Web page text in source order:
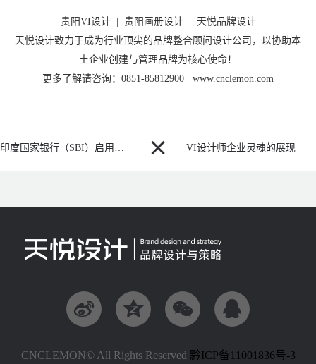
贵阳VI设计 贵阳画册设计
天悦品牌设计
天悦设计致力于成为行业顶尖的品牌整合顾问设计公司，以协助本
土企业创建与管理品牌为核心使命！
更多了解请咨询：0851-85812900 www.cnclemon.com
印度国家银行（SBI）启用全新品牌 LOGO VI设计师企业灵魂的展现

   
CNCLEMON© All Rights Reserved 黔ICP备11001836号-3